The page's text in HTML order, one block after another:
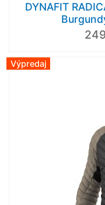
DYNAFIT
Výpredaj